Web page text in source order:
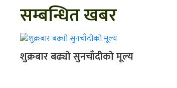
सम्बन्धित खबर
शुक्रबार बढ्यो सुनचाँदीको मूल्य